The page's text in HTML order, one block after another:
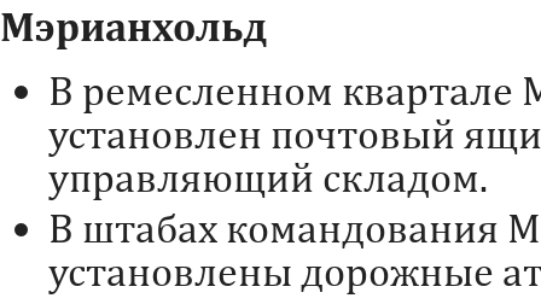
Мэрианхольд
В ремесленном квартале
установлен почтовый
управляющий складом.
В штабах командования
установлены дорожные